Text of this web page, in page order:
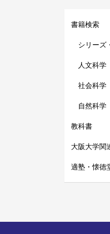
書籍検索
シリーズ
人文科学
社会科学
自然科学
教科書
大阪大学関
適塾・懐徳